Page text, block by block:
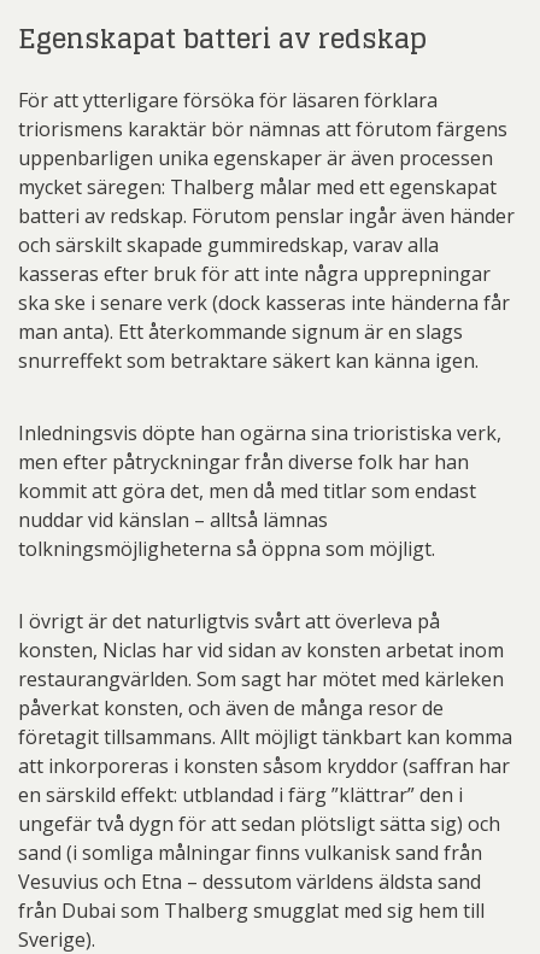
Egenskapat batteri av redskap
För att ytterligare försöka för läsaren förklara
triorismens karaktär bör nämnas att förutom färgens
uppenbarligen unika egenskaper är även processen
mycket säregen: Thalberg målar med ett egenskapat
batteri av redskap. Förutom penslar ingår även händer
och särskilt skapade gummiredskap, varav alla
kasseras efter bruk för att inte några upprepningar
ska ske i senare verk (dock kasseras inte händerna får
man anta). Ett återkommande signum är en slags
snurreffekt som betraktare säkert kan känna igen.
Inledningsvis döpte han ogärna sina trioristiska verk,
men efter påtryckningar från diverse folk har han
kommit att göra det, men då med titlar som endast
nuddar vid känslan – alltså lämnas
tolkningsmöjligheterna så öppna som möjligt.
I övrigt är det naturligtvis svårt att överleva på
konsten, Niclas har vid sidan av konsten arbetat inom
restaurangvärlden. Som sagt har mötet med kärleken
påverkat konsten, och även de många resor de
företagit tillsammans. Allt möjligt tänkbart kan komma
att inkorporeras i konsten såsom kryddor (saffran har
en särskild effekt: utblandad i färg ”klättrar” den i
ungefär två dygn för att sedan plötsligt sätta sig) och
sand (i somliga målningar finns vulkanisk sand från
Vesuvius och Etna – dessutom världens äldsta sand
från Dubai som Thalberg smugglat med sig hem till
Sverige).